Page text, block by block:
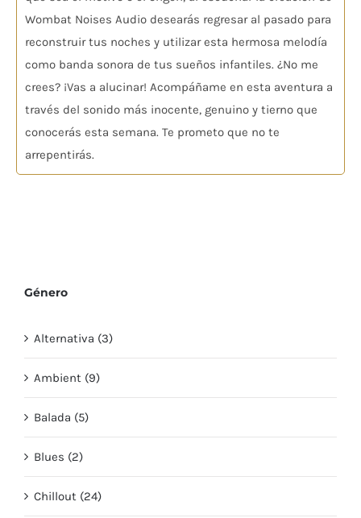
Wombat Noises Audio desearás regresar al pasado para
reconstruir tus noches y utilizar esta hermosa melodía
como banda sonora de tus sueños infantiles. ¿No me
crees? ¡Vas a alucinar! Acompáñame en esta aventura a
través del sonido más inocente, genuino y tierno que
conocerás esta semana. Te prometo que no te
arrepentirás.
Género
Alternativa (3)
Ambient (9)
Balada (5)
Blues (2)
Chillout (24)